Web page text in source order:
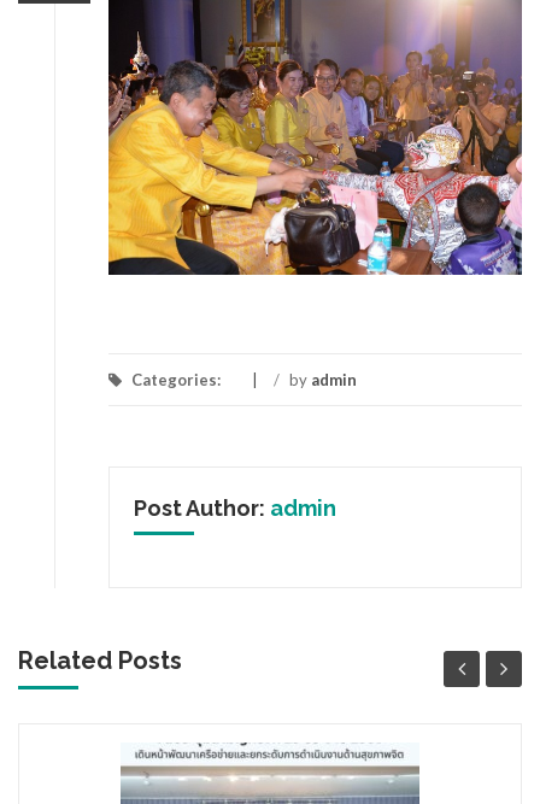
Categories: / by admin
Post Author: admin
Related Posts